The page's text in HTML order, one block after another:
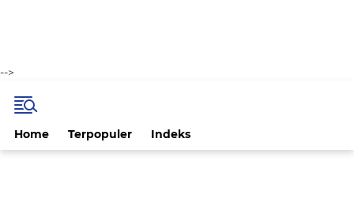
-->
Home Terpopuler Indeks